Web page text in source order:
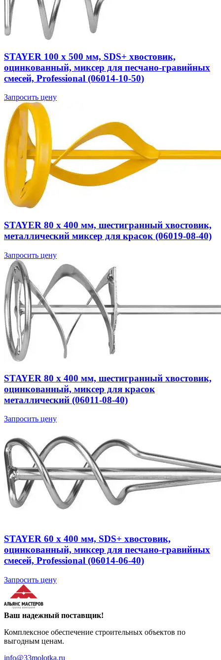
STAYER 100 x 500 мм, SDS+ хвостовик,
оцинкованный, миксер для песчано-гравийных
смесей, Professional (06014-10-50)
Запросить цену
STAYER 80 х 400 мм, шестигранный хвостовик,
металлический миксер для красок (06019-08-40)
Запросить цену
STAYER 80 х 400 мм, шестигранный хвостовик,
оцинкованный, миксер для красок
металлический (06011-08-40)
Запросить цену
STAYER 60 x 400 мм, SDS+ хвостовик,
оцинкованный, миксер для песчано-гравийных
смесей, Professional (06014-06-40)
Запросить цену
Ваш надежный поставщик!
Комплексное обеспечение строительных объектов по
выгодным ценам.
info@33molotka.ru